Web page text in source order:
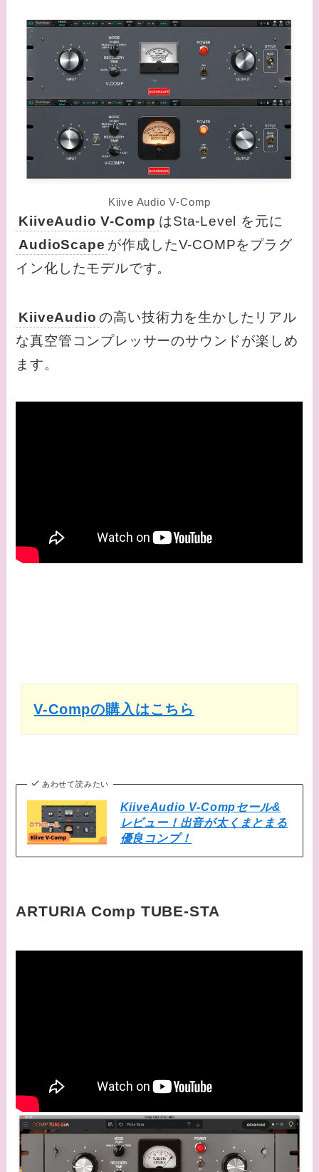
Kiive Audio V-Comp
KiiveAudio V-Comp はSta-Level を元に
AudioScape が作成したV-COMPをプラグ
イン化したモデルです。
KiiveAudio の高い技術力を生かしたリアル
な真空管コンプレッサーのサウンドが楽しめ
ます。
V-Compの購入はこちら
あわせて読みたい
KiiveAudio V-Compセール&
レビュー！出音が太くまとまる
優良コンプ！
ARTURIA Comp TUBE-STA